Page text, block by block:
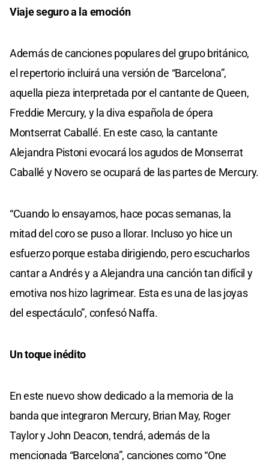
Viaje seguro a la emoción
Además de canciones populares del grupo británico,
el repertorio incluirá una versión de “Barcelona”,
aquella pieza interpretada por el cantante de Queen,
Freddie Mercury, y la diva española de ópera
Montserrat Caballé. En este caso, la cantante
Alejandra Pistoni evocará los agudos de Monserrat
Caballé y Novero se ocupará de las partes de Mercury.
“Cuando lo ensayamos, hace pocas semanas, la
mitad del coro se puso a llorar. Incluso yo hice un
esfuerzo porque estaba dirigiendo, pero escucharlos
cantar a Andrés y a Alejandra una canción tan difícil y
emotiva nos hizo lagrimear. Esta es una de las joyas
del espectáculo”, confesó Naffa.
Un toque inédito
En este nuevo show dedicado a la memoria de la
banda que integraron Mercury, Brian May, Roger
Taylor y John Deacon, tendrá, además de la
mencionada “Barcelona”, canciones como “One